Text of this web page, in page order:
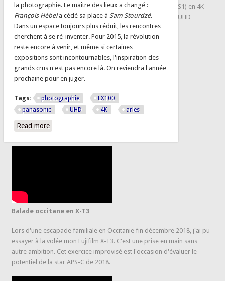
la photographie. Le maître des lieux a changé :
François Hébela cédé sa place à Sam Stourdzé.
Dans un espace toujours plus réduit, les rencontres
cherchent à se ré-inventer. Pour 2015, la révolution
reste encore à venir, et même si certaines
expositions sont incontournables, l'inspiration des
grands crus n'est pas encore là. On reviendra l'année
prochaine pour en juger.
Tags: photographie
LX100
panasonic
UHD 4K arles
Read moreabout Les rencontres de la photographie d'Arles 2015 en
S1) en 4K
UHD
Balade occitane en X-T3
Lors d'une escapade familiale en Occitanie fin décembre 2018, j'ai pu
essayer à la volée mon Fujifilm X-T3. C'est une prise en main sans
autre ambition. Cet exercice improvisé est l'occasion d'évaluer le
potentiel de la star APS-C de 2018.